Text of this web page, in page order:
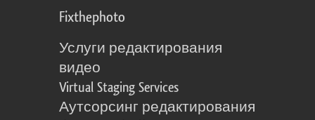
Fixthephoto
Услуги редактирования
видео
Virtual Staging Services
Аутсорсинг редактирования